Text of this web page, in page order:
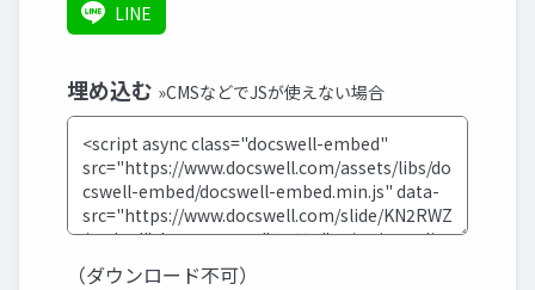
LINE
埋め込む »CMSなどでJSが使えない場合
（ダウンロード不可）